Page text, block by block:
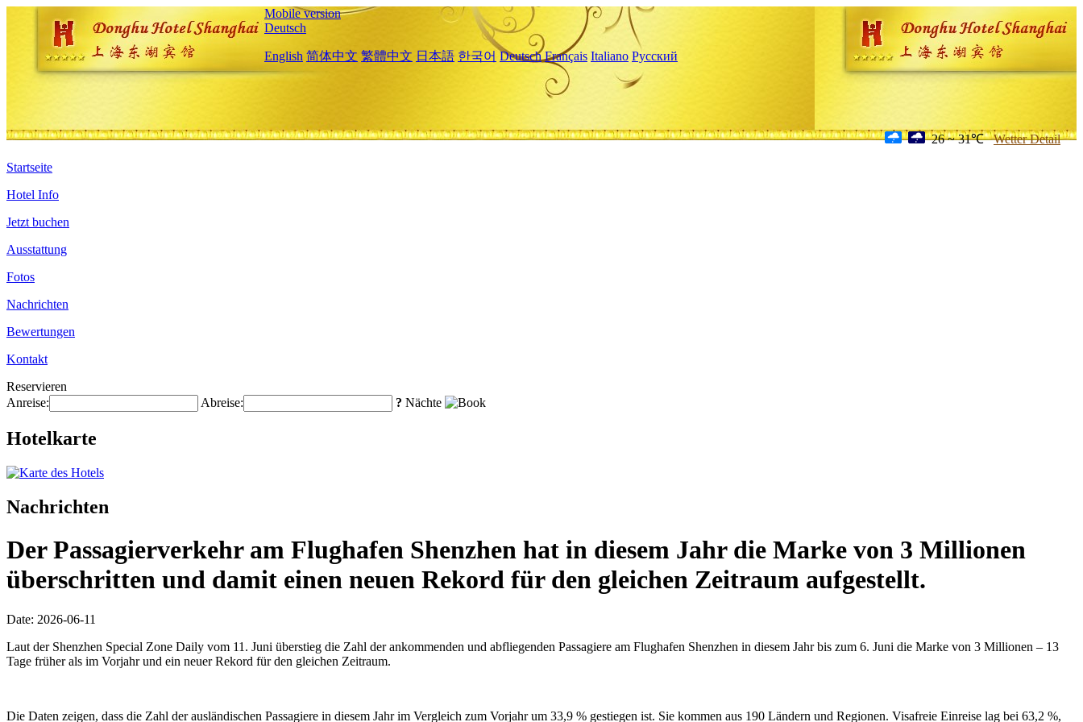
Mobile version
Deutsch
English 简体中文 繁體中文 日本語 한국어 Deutsch Français Italiano Русский
26 ~ 31℃ Wetter Detail
Startseite
Hotel Info
Jetzt buchen
Ausstattung
Fotos
Nachrichten
Bewertungen
Kontakt
Reservieren
Anreise:
Abreise: ? Nächte
Hotelkarte
Nachrichten
Der Passagierverkehr am Flughafen Shenzhen hat in diesem Jahr die Marke von 3 Millionen
überschritten und damit einen neuen Rekord für den gleichen Zeitraum aufgestellt.
Date: 2026-06-11
Laut der Shenzhen Special Zone Daily vom 11. Juni überstieg die Zahl der ankommenden und abfliegenden Passagiere am Flughafen Shenzhen in diesem Jahr bis zum 6. Juni die Marke von 3 Millionen – 13
Tage früher als im Vorjahr und ein neuer Rekord für den gleichen Zeitraum.
Die Daten zeigen, dass die Zahl der ausländischen Passagiere in diesem Jahr im Vergleich zum Vorjahr um 33,9 % gestiegen ist. Sie kommen aus 190 Ländern und Regionen. Visafreie Einreise lag bei 63,2 %,